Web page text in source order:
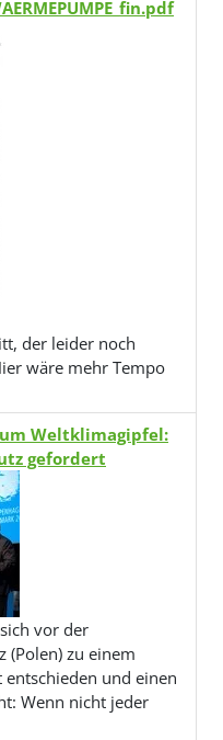
der leider noch
wäre mehr Tempo
Weltklimagipfel:
gefordert
vor der
(Polen) zu einem
und einen
Wenn nicht jeder